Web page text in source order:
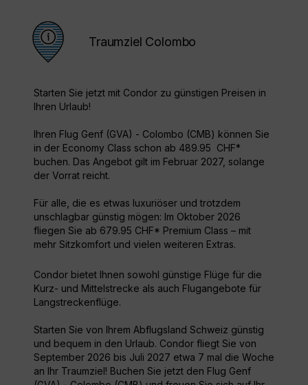
Traumziel Colombo
Starten Sie jetzt mit Condor zu günstigen Preisen in
Ihren Urlaub!
Ihren Flug Genf (GVA) - Colombo (CMB) können Sie
in der Economy Class schon ab 489.95 CHF*
buchen. Das Angebot gilt im Februar 2027, solange
der Vorrat reicht.
Für alle, die es etwas luxuriöser und trotzdem
unschlagbar günstig mögen: Im Oktober 2026
fliegen Sie ab 679.95 CHF* Premium Class – mit
mehr Sitzkomfort und vielen weiteren Extras.
Condor bietet Ihnen sowohl günstige Flüge für die
Kurz- und Mittelstrecke als auch Flugangebote für
Langstreckenflüge.
Starten Sie von Ihrem Abflugsland Schweiz günstig
und bequem in den Urlaub. Condor fliegt Sie von
September 2026 bis Juli 2027 etwa 7 mal die Woche
an Ihr Traumziel! Buchen Sie jetzt den Flug Genf